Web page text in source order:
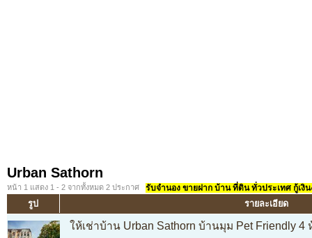
Urban Sathorn
หน้า 1 แสดง 1 - 2 จากทั้งหมด 2 ประกาศ รับจำนอง ขายฝาก บ้าน ที่ดิน ทั่วประเทศ กู้เงิ
รูป รายละเอียด
ให้เช่าบ้าน Urban Sathorn บ้านมุม Pet Friendly 4